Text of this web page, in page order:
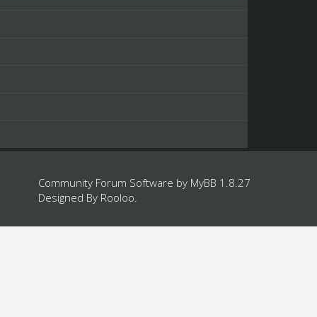
Community Forum Software by MyBB 1.8.27
Designed By Rooloo.